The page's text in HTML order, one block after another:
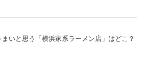
いと思う「横浜家系ラーメン店」はどこ？